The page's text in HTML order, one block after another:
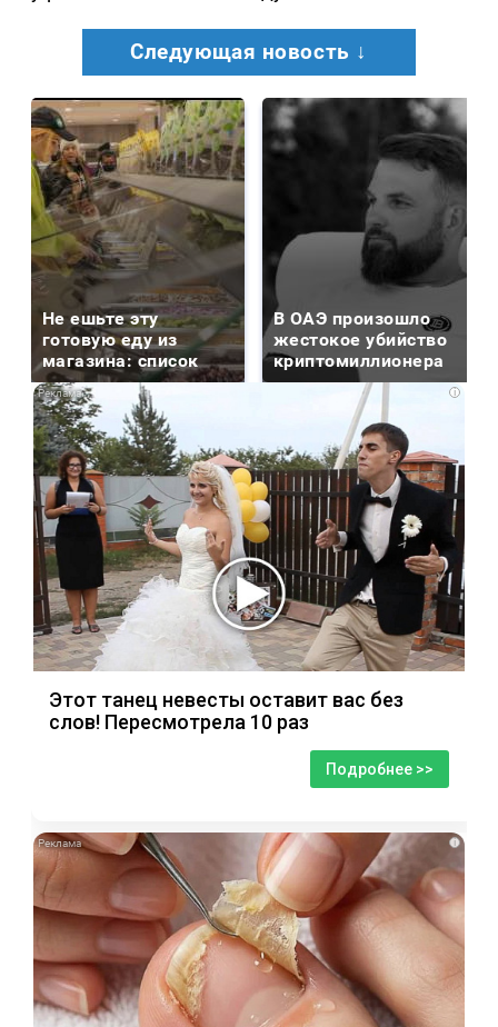
Следующая новость ↓
Не ешьте эту
готовую еду из
магазина: список
В ОАЭ произошло
жестокое убийство
криптомиллионера
i
Этот танец невесты оставит вас без
слов! Пересмотрела 10 раз
Подробнее >>
i